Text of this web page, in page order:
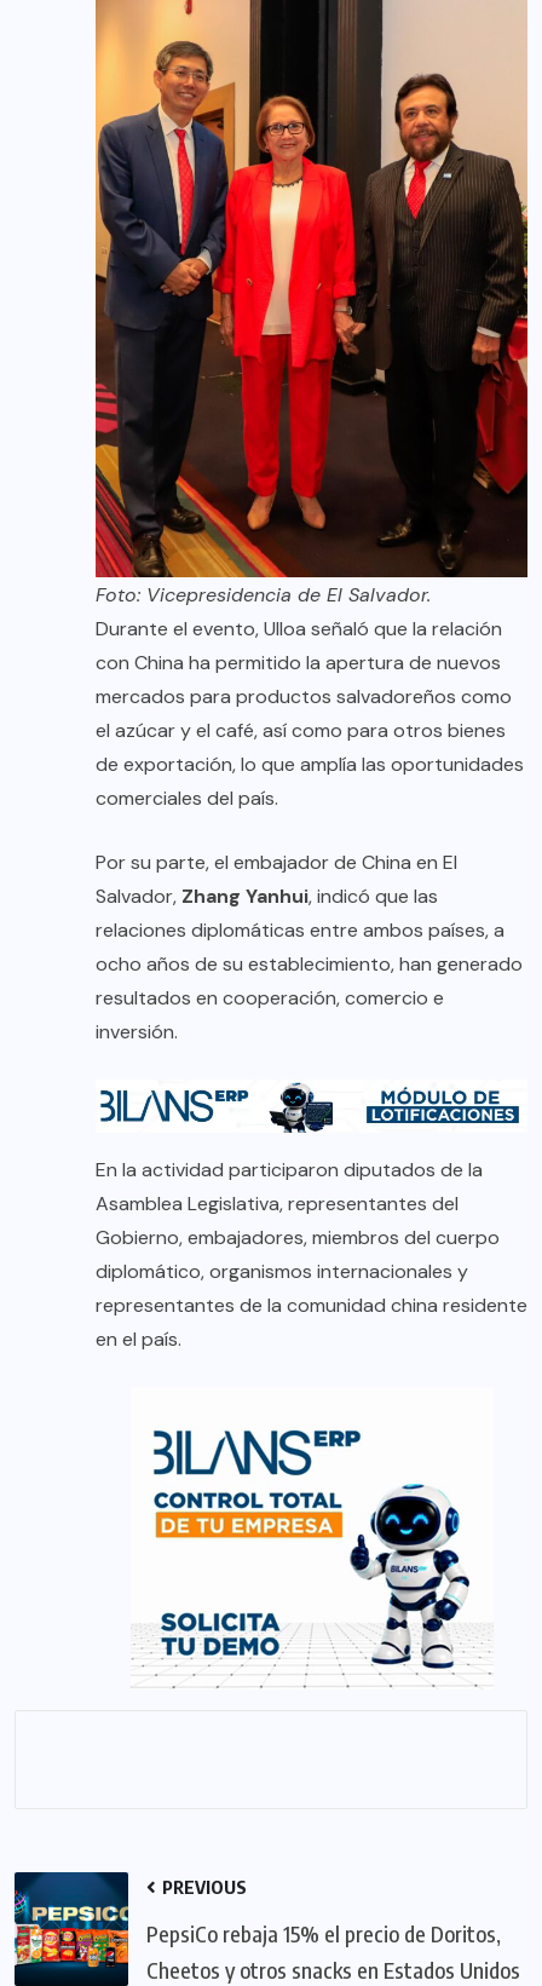
Foto: Vicepresidencia de El Salvador.
Durante el evento, Ulloa señaló que la relación
con China ha permitido la apertura de nuevos
mercados para productos salvadoreños como
el azúcar y el café, así como para otros bienes
de exportación, lo que amplía las oportunidades
comerciales del país.
Por su parte, el embajador de China en El
Salvador, Zhang Yanhui, indicó que las
relaciones diplomáticas entre ambos países, a
ocho años de su establecimiento, han generado
resultados en cooperación, comercio e
inversión.
En la actividad participaron diputados de la
Asamblea Legislativa, representantes del
Gobierno, embajadores, miembros del cuerpo
diplomático, organismos internacionales y
representantes de la comunidad china residente
en el país.
PREVIOUS
PepsiCo rebaja 15% el precio de Doritos,
Cheetos y otros snacks en Estados Unidos